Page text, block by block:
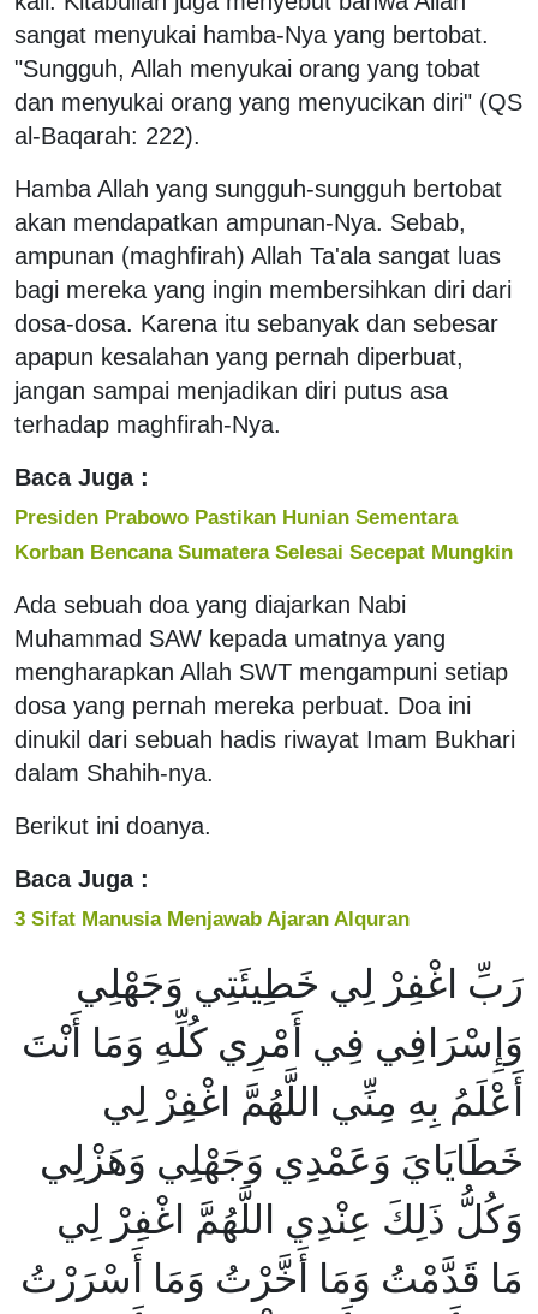
sangat menyukai hamba-Nya yang bertobat.
"Sungguh, Allah menyukai orang yang tobat
dan menyukai orang yang menyucikan diri" (QS
al-Baqarah: 222).
Hamba Allah yang sungguh-sungguh bertobat
akan mendapatkan ampunan-Nya. Sebab,
ampunan (maghfirah) Allah Ta'ala sangat luas
bagi mereka yang ingin membersihkan diri dari
dosa-dosa. Karena itu sebanyak dan sebesar
apapun kesalahan yang pernah diperbuat,
jangan sampai menjadikan diri putus asa
terhadap maghfirah-Nya.
Baca Juga :
Presiden Prabowo Pastikan Hunian Sementara
Korban Bencana Sumatera Selesai Secepat Mungkin
Ada sebuah doa yang diajarkan Nabi
Muhammad SAW kepada umatnya yang
mengharapkan Allah SWT mengampuni setiap
dosa yang pernah mereka perbuat. Doa ini
dinukil dari sebuah hadis riwayat Imam Bukhari
dalam Shahih-nya.
Berikut ini doanya.
Baca Juga :
3 Sifat Manusia Menjawab Ajaran Alquran
رَبِّ اغْفِرْ لِي خَطِيئَتِي وَجَهْلِي
وَإِسْرَافِي فِي أَمْرِي كُلِّهِ وَمَا أَنْتَ
أَعْلَمُ بِهِ مِنِّي اللَّهُمَّ اغْفِرْ لِي
خَطَايَايَ وَعَمْدِي وَجَهْلِي وَهَزْلِي
وَكُلُّ ذَلِكَ عِنْدِي اللَّهُمَّ اغْفِرْ لِي
مَا قَدَّمْتُ وَمَا أَخَّرْتُ وَمَا أَسْرَرْتُ